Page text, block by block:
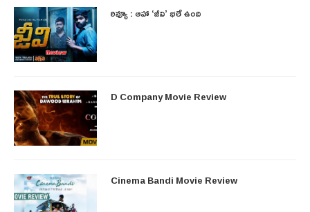
రివ్యూ : ఆహా ‘జీవి’ భలే ఉంది
D Company Movie Review
Cinema Bandi Movie Review